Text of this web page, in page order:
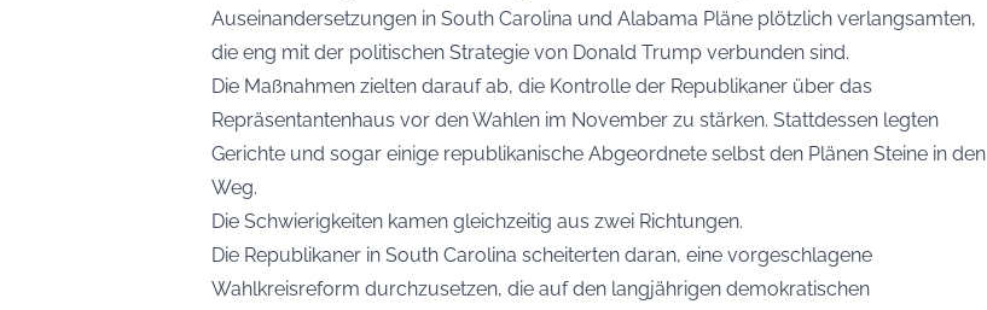
Auseinandersetzungen in South Carolina und Alabama Pläne plötzlich verlangsamten,
die eng mit der politischen Strategie von Donald Trump verbunden sind.
Die Maßnahmen zielten darauf ab, die Kontrolle der Republikaner über das
Repräsentantenhaus vor den Wahlen im November zu stärken. Stattdessen legten
Gerichte und sogar einige republikanische Abgeordnete selbst den Plänen Steine in den
Weg.
Die Schwierigkeiten kamen gleichzeitig aus zwei Richtungen.
Die Republikaner in South Carolina scheiterten daran, eine vorgeschlagene
Wahlkreisreform durchzusetzen, die auf den langjährigen demokratischen